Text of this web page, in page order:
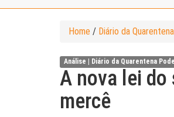
Home / Diário da Quarentena
Análise | Diário da Quarentena
A nova lei do
mercê